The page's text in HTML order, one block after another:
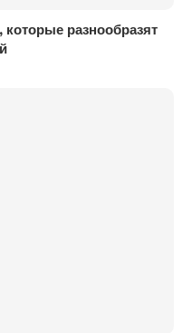
разнообразят